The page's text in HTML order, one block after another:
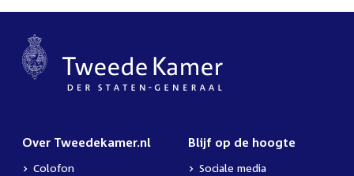
Over Tweedekamer.nl
Colofon
Blijf op de hoogte
Sociale media